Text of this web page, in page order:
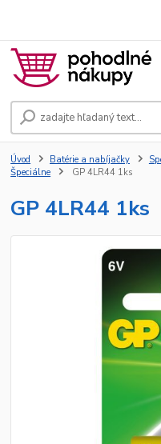
Úvod Batérie a nabíjačky
Špeciálne
GP 4LR44 1ks
GP 4LR44 1ks